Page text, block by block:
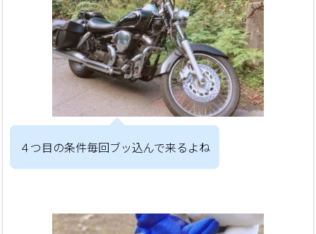
４つ目の条件毎回ブッ込んで来るよね